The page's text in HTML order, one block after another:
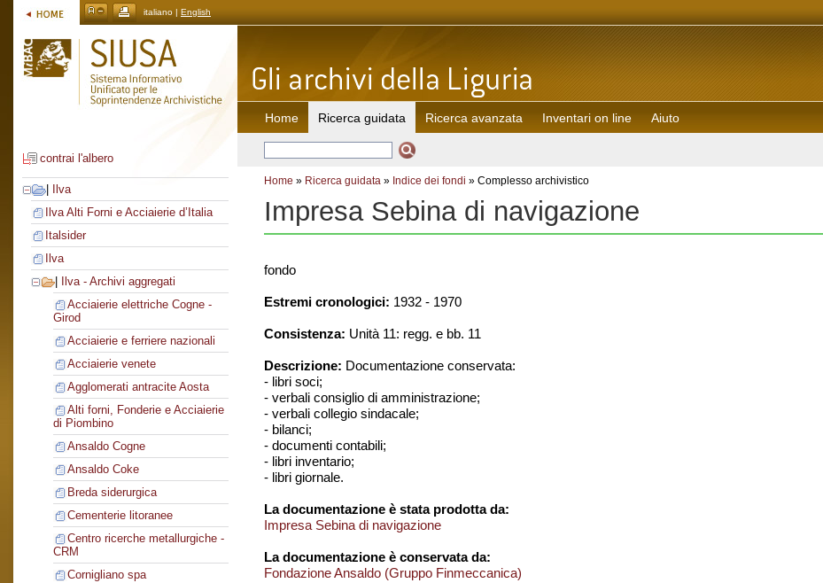
italiano | English
contrai l'albero
Ilva
Ilva Alti Forni e Acciaierie d’Italia
Italsider
Ilva
Ilva - Archivi aggregati
Acciaierie elettriche Cogne -
Girod
Acciaierie e ferriere nazionali
Acciaierie venete
Agglomerati antracite Aosta
Alti forni, Fonderie e Acciaierie
di Piombino
Ansaldo Cogne
Ansaldo Coke
Breda siderurgica
Cementerie litoranee
Centro ricerche metallurgiche -
CRM
Cornigliano spa
Home Ricerca guidata Ricerca avanzata Inventari on line Aiuto
Home » Ricerca guidata » Indice dei fondi » Complesso archivistico
Impresa Sebina di navigazione
fondo
Estremi cronologici: 1932 - 1970
Consistenza: Unità 11: regg. e bb. 11
Descrizione: Documentazione conservata:
- libri soci;
- verbali consiglio di amministrazione;
- verbali collegio sindacale;
- bilanci;
- documenti contabili;
- libri inventario;
- libri giornale.
La documentazione è stata prodotta da:
Impresa Sebina di navigazione
La documentazione è conservata da:
Fondazione Ansaldo (Gruppo Finmeccanica)